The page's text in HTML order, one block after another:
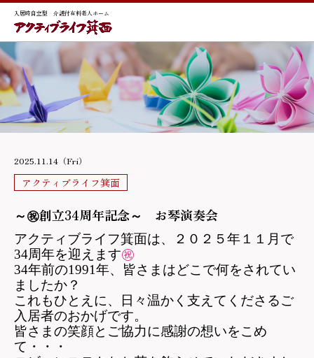
入居時自立型 介護付有料老人ホーム
2025.11.14（Fri）
アクティブライフ箕面
～㊗創立34周年記念～ お琴演奏会
アクティブライフ箕面は、２０２５年１１月で
34周年を迎えます㊗
34年前の1991年、皆さまはどこで何をされてい
ましたか？
これもひとえに、日々温かく支えてくださるご
入居者のおかげです。
皆さまの笑顔とご協力に感謝の想いをこめ
て・・・